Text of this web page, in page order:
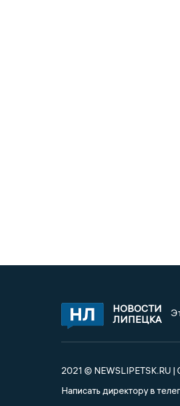
НОВОСТИ
ЛИПЕЦКА
2021 © NEWSLIPETSK.RU
Написать директору в